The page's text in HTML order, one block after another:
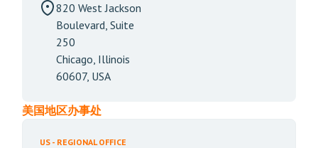
820 West Jackson
Boulevard, Suite
250
Chicago, Illinois
60607, USA
美国地区办事处
US - REGIONAL OFFICE